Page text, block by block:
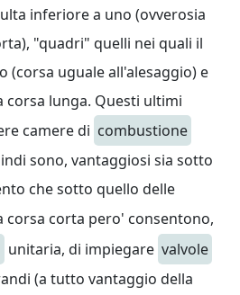
inferiore a uno (ovverosia
"quadri" quelli nei quali il
(corsa uguale all'alesaggio) e
lunga. Questi ultimi
camere di combustione
sono, vantaggiosi sia sotto
che sotto quello delle
corsa corta pero' consentono,
unitaria, di impiegare valvole
(a tutto vantaggio della